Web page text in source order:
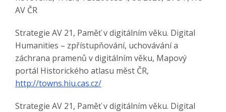
AV ČR
Strategie AV 21, Paměť v digitálním věku. Digital
Humanities – zpřístupňování, uchovávání a
záchrana pramenů v digitálním věku, Mapový
portál Historického atlasu měst ČR,
http://towns.hiu.cas.cz/
Strategie AV 21, Paměť v digitálním věku. Digital